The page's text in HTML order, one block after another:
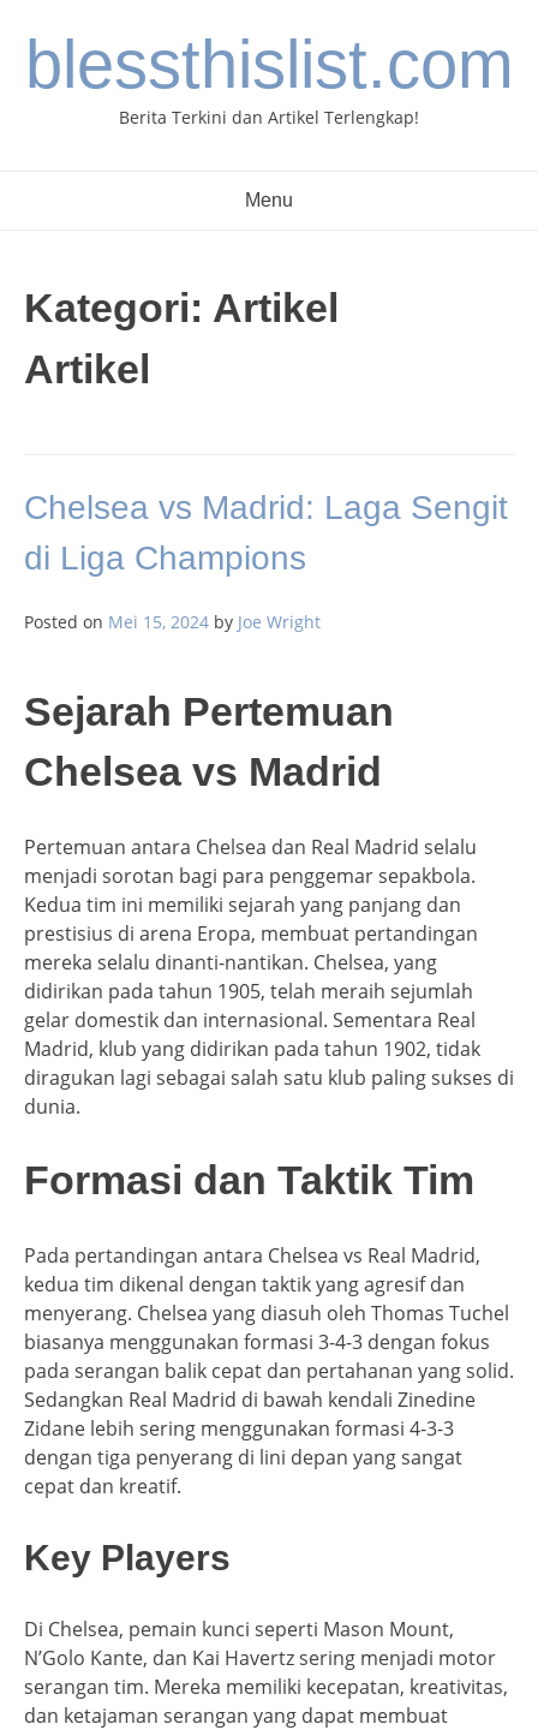
contentblessthislist.com
Berita Terkini dan Artikel Terlengkap!
Menu
Kategori: Artikel
Artikel
Chelsea vs Madrid: Laga Sengit
di Liga Champions
Posted on Mei 15, 2024 by Joe Wright
Sejarah Pertemuan
Chelsea vs Madrid
Pertemuan antara Chelsea dan Real Madrid selalu
menjadi sorotan bagi para penggemar sepakbola.
Kedua tim ini memiliki sejarah yang panjang dan
prestisius di arena Eropa, membuat pertandingan
mereka selalu dinanti-nantikan. Chelsea, yang
didirikan pada tahun 1905, telah meraih sejumlah
gelar domestik dan internasional. Sementara Real
Madrid, klub yang didirikan pada tahun 1902, tidak
diragukan lagi sebagai salah satu klub paling sukses di
dunia.
Formasi dan Taktik Tim
Pada pertandingan antara Chelsea vs Real Madrid,
kedua tim dikenal dengan taktik yang agresif dan
menyerang. Chelsea yang diasuh oleh Thomas Tuchel
biasanya menggunakan formasi 3-4-3 dengan fokus
pada serangan balik cepat dan pertahanan yang solid.
Sedangkan Real Madrid di bawah kendali Zinedine
Zidane lebih sering menggunakan formasi 4-3-3
dengan tiga penyerang di lini depan yang sangat
cepat dan kreatif.
Key Players
Di Chelsea, pemain kunci seperti Mason Mount,
N’Golo Kante, dan Kai Havertz sering menjadi motor
serangan tim. Mereka memiliki kecepatan, kreativitas,
dan ketajaman serangan yang dapat membuat